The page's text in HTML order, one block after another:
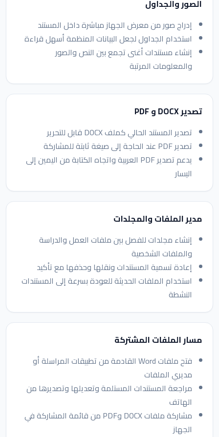
الصور والجداول
إدراج صور من معرض الجهاز مباشرة داخل المستند
استخدام الجداول لجعل البيانات المنظمة أسهل قراءة
إنشاء مستندات أغنى تجمع بين النص والصور
والمعلومات المرتبة
تصدير DOCX و PDF
تصدير المستند الحالي كملف DOCX قابل للتحرير
تصدير PDF عند الحاجة إلى صيغة ثابتة للمشاركة
يدعم تصدير PDF العربية واتجاه الكتابة من اليمين إلى
اليسار
مدير الملفات والمجلدات
إنشاء مجلدات للفصل بين ملفات العمل والدراسة
والملفات الشخصية
إعادة تسمية المستندات ونقلها وحذفها مع تأكيد
استخدام الملفات الحديثة للعودة بسرعة إلى المستندات
النشطة
مسار الملفات المشتركة
فتح ملفات Word القادمة من تطبيقات المراسلة أو
مديري الملفات
مراجعة المستندات المستلمة وتعديلها وتصديرها من
الهاتف
مشاركة ملفات DOCX وPDF من قائمة المشاركة في
الجهاز